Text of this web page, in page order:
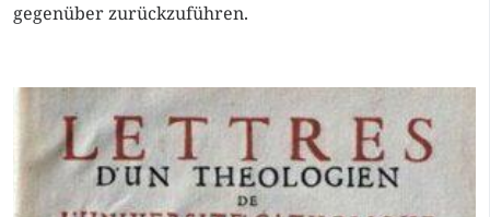
gegenüber zurückzuführen.